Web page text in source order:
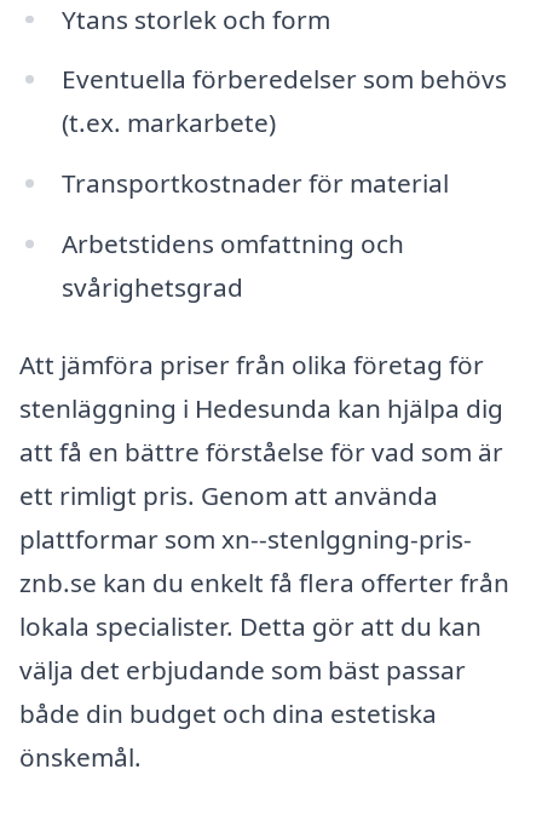
Ytans storlek och form
Eventuella förberedelser som behövs
(t.ex. markarbete)
Transportkostnader för material
Arbetstidens omfattning och
svårighetsgrad
Att jämföra priser från olika företag för
stenläggning i Hedesunda kan hjälpa dig
att få en bättre förståelse för vad som är
ett rimligt pris. Genom att använda
plattformar som xn--stenlggning-pris-
znb.se kan du enkelt få flera offerter från
lokala specialister. Detta gör att du kan
välja det erbjudande som bäst passar
både din budget och dina estetiska
önskemål.